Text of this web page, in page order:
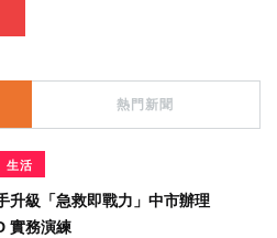
熱門新聞
生活
升級「急救即戰力」中市辦理
實務演練